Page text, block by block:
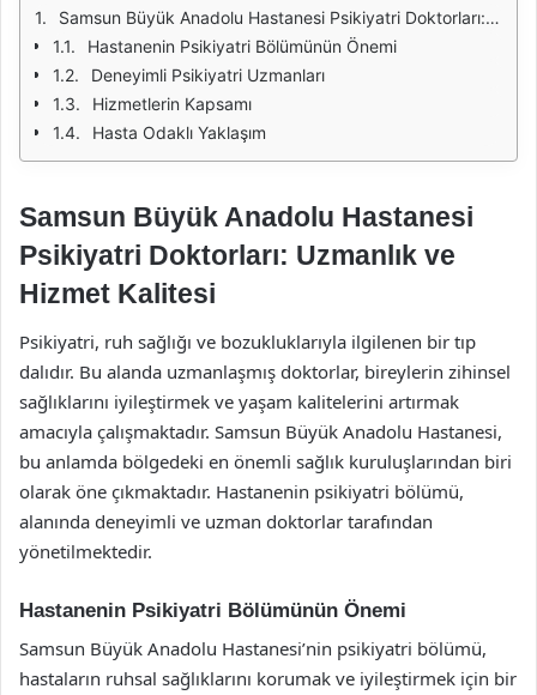
Samsun Büyük Anadolu Hastanesi Psikiyatri Doktorları: Uzmanlık ve Hizmet Kalitesi
Hastanenin Psikiyatri Bölümünün Önemi
Deneyimli Psikiyatri Uzmanları
Hizmetlerin Kapsamı
Hasta Odaklı Yaklaşım
Samsun Büyük Anadolu Hastanesi
Psikiyatri Doktorları: Uzmanlık ve
Hizmet Kalitesi
Psikiyatri, ruh sağlığı ve bozukluklarıyla ilgilenen bir tıp
dalıdır. Bu alanda uzmanlaşmış doktorlar, bireylerin zihinsel
sağlıklarını iyileştirmek ve yaşam kalitelerini artırmak
amacıyla çalışmaktadır. Samsun Büyük Anadolu Hastanesi,
bu anlamda bölgedeki en önemli sağlık kuruluşlarından biri
olarak öne çıkmaktadır. Hastanenin psikiyatri bölümü,
alanında deneyimli ve uzman doktorlar tarafından
yönetilmektedir.
Hastanenin Psikiyatri Bölümünün Önemi
Samsun Büyük Anadolu Hastanesi’nin psikiyatri bölümü,
hastaların ruhsal sağlıklarını korumak ve iyileştirmek için bir